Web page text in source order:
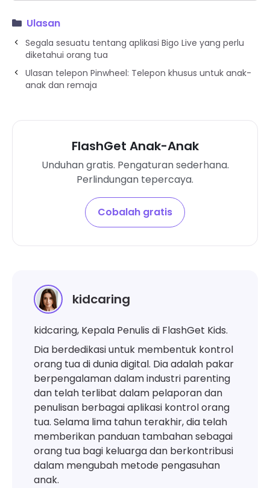
Ulasan
Segala sesuatu tentang aplikasi Bigo Live yang perlu
diketahui orang tua
Ulasan telepon Pinwheel: Telepon khusus untuk anak-
anak dan remaja
FlashGet Anak-Anak
Unduhan gratis. Pengaturan sederhana.
Perlindungan tepercaya.
Cobalah gratis
kidcaring
kidcaring, Kepala Penulis di FlashGet Kids.
Dia berdedikasi untuk membentuk kontrol
orang tua di dunia digital. Dia adalah pakar
berpengalaman dalam industri parenting
dan telah terlibat dalam pelaporan dan
penulisan berbagai aplikasi kontrol orang
tua. Selama lima tahun terakhir, dia telah
memberikan panduan tambahan sebagai
orang tua bagi keluarga dan berkontribusi
dalam mengubah metode pengasuhan
anak.